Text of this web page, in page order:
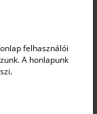
felhasználói
A honlapunk
(OKISZ) alkotói
emlékgyűrűje
Vármegye